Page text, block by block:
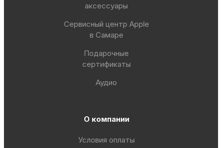
аксессуары
Сервисный центр Apple
в Самаре
Подарочные
сертификаты
Аудио
О компании
Условия оплаты